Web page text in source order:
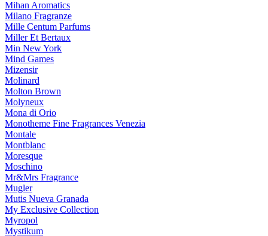
Mihan Aromatics
Milano Fragranze
Mille Centum Parfums
Miller Et Bertaux
Min New York
Mind Games
Mizensir
Molinard
Molton Brown
Molyneux
Mona di Orio
Monotheme Fine Fragrances Venezia
Montale
Montblanc
Moresque
Moschino
Mr&Mrs Fragrance
Mugler
Mutis Nueva Granada
My Exclusive Collection
Myropol
Mystikum